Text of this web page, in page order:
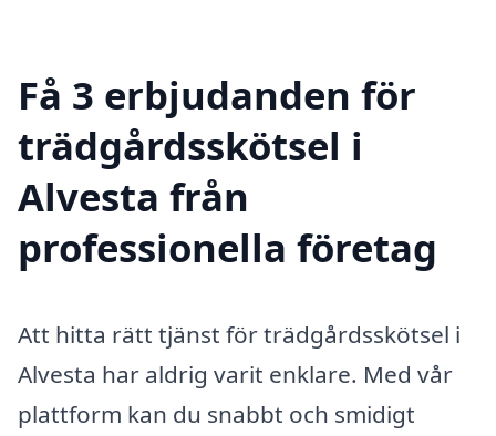
Få 3 erbjudanden för
trädgårdsskötsel i
Alvesta från
professionella företag
Att hitta rätt tjänst för trädgårdsskötsel i
Alvesta har aldrig varit enklare. Med vår
plattform kan du snabbt och smidigt